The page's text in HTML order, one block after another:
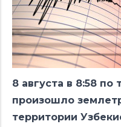
8 августа в 8:58
произошло
территории